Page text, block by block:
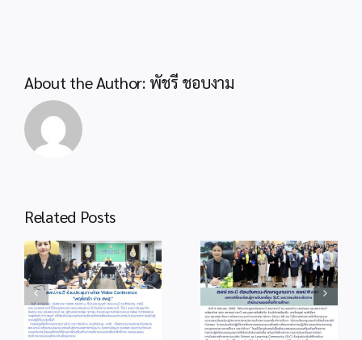
About the Author: พัชรี ชอบงาม
Related Posts
info 6-1 info 3-2